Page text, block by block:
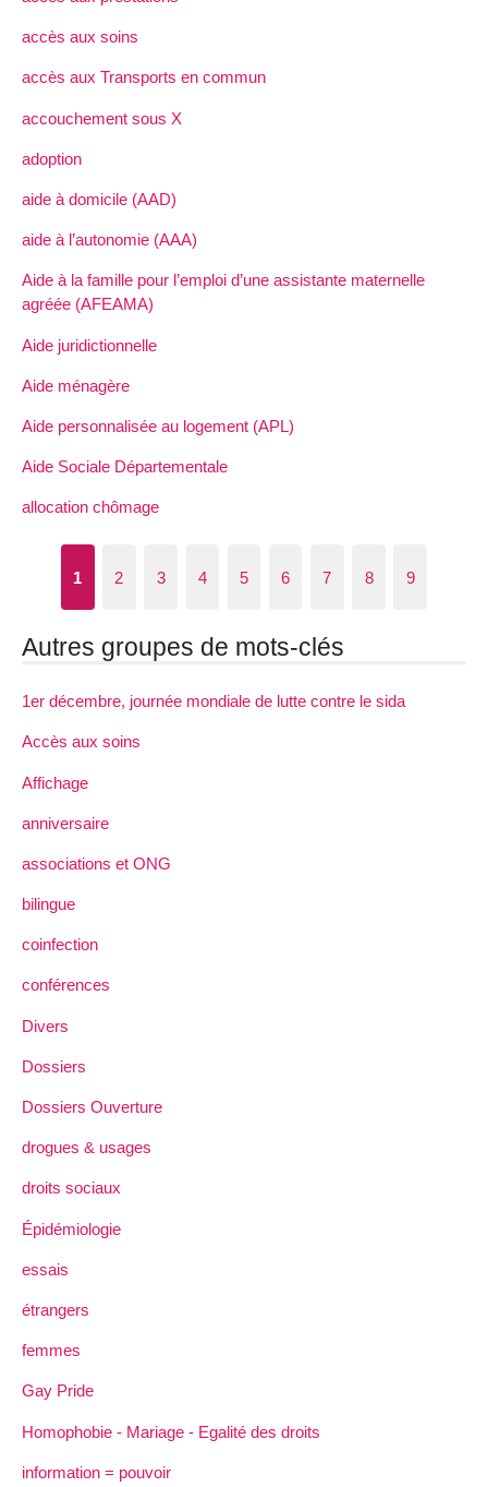
accès aux soins
accès aux Transports en commun
accouchement sous X
adoption
aide à domicile (AAD)
aide à l’autonomie (AAA)
Aide à la famille pour l’emploi d’une assistante maternelle
agréée (AFEAMA)
Aide juridictionnelle
Aide ménagère
Aide personnalisée au logement (APL)
Aide Sociale Départementale
allocation chômage
1 2 3 4 5 6 7 8 9
Autres groupes de mots-clés
1er décembre, journée mondiale de lutte contre le sida
Accès aux soins
Affichage
anniversaire
associations et ONG
bilingue
coinfection
conférences
Divers
Dossiers
Dossiers Ouverture
drogues & usages
droits sociaux
Épidémiologie
essais
étrangers
femmes
Gay Pride
Homophobie - Mariage - Egalité des droits
information = pouvoir